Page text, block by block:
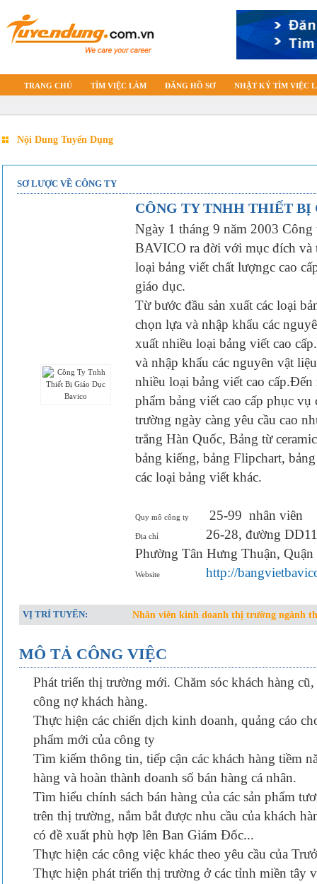
TRANG CHỦ TÌM VIỆC LÀM ĐĂNG HỒ SƠ NHẬT KÝ TÌM VIỆC
Nội Dung Tuyển Dụng
SƠ LƯỢC VỀ CÔNG TY
CÔNG TY TNHH THIẾT BỊ
Ngày 1 tháng 9 năm 2003
BAVICO ra đời với mục đích và
loại bảng viết chất lượngc cao
giáo dục.
Từ bước đầu sản xuất các loại
chọn lựa và nhập khẩu các
xuất nhiều loại bảng viết cao
và nhập khẩu các nguyên vật
nhiều loại bảng viết cao
phẩm bảng viết cao cấp phục
trường ngày càng yêu cầu cao
trắng Hàn Quốc, Bảng từ
bảng kiếng, bảng Flipchart,
các loại bảng viết khác.
Quy mô công ty 25-99 nhân viên
Địa chỉ
26-28, đường
Phường Tân Hưng Thuận,
Website http://
VỊ TRÍ TUYỂN: Nhân viên kinh doanh thị trường ngành
MÔ TẢ CÔNG VIỆC
Phát triển thị trường mới. Chăm sóc khách hàng
công nợ khách hàng.
Thực hiện các chiến dịch kinh doanh, quảng cáo
phẩm mới của công ty
Tìm kiếm thông tin, tiếp cận các khách hàng tiềm
hàng và hoàn thành doanh số bán hàng cá nhân.
Tìm hiểu chính sách bán hàng của các sản phẩm
trên thị trường, nắm bắt được nhu cầu của khách
có đề xuất phù hợp lên Ban Giám Đốc...
Thực hiện các công việc khác theo yêu cầu của
Thực hiện phát triển thị trường ở các tỉnh miền tây